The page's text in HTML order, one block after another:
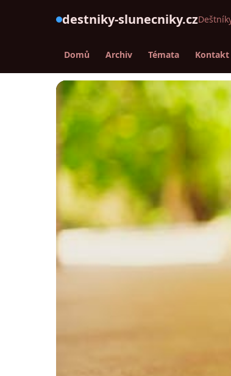
destniky-slunecniky.cz
Domů Archiv Témata Kontakt